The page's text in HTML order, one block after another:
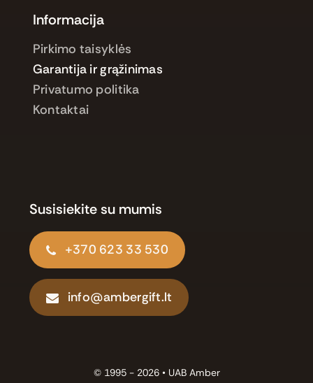
Informacija
Pirkimo taisyklės
Garantija ir grąžinimas
Privatumo politika
Kontaktai
Susisiekite su mumis
+370 623 33 530
info@ambergift.lt
© 1995 - 2026 • UAB Amber